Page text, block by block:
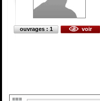
ouvrages : 1 voir